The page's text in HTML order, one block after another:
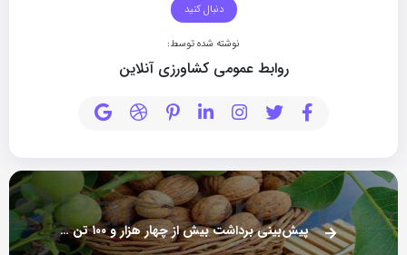
دنبال کنید
نوشته شده توسط:
روابط عمومی کشاورزی آنلاین
پیش‌بینی برداشت بیش از چهار هزار و ۱۰۰ تن گردو در سلسله